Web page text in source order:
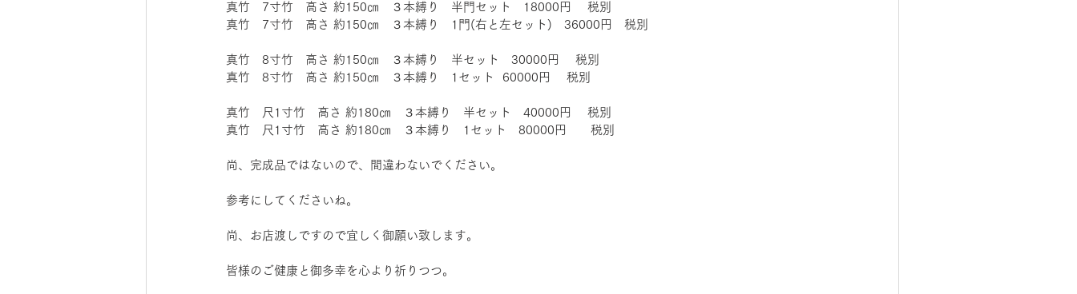
真竹　7寸竹　高さ 約150㎝　３本縛り　半門セット　18000円 　税別
真竹　7寸竹　高さ 約150㎝　３本縛り　1門(右と左セット)　36000円　税別
真竹　8寸竹　高さ 約150㎝　３本縛り　半セット　30000円 　税別
真竹　8寸竹　高さ 約150㎝　３本縛り　1セット  60000円　 税別
真竹　尺1寸竹　高さ 約180㎝　３本縛り　半セット　40000円 　税別
真竹　尺1寸竹　高さ 約180㎝　３本縛り　1セット   80000円　　税別
尚、完成品ではないので、間違わないでください。
参考にしてくださいね。
尚、お店渡しですので宜しく御願い致します。
皆様のご健康と御多幸を心より祈りつつ。